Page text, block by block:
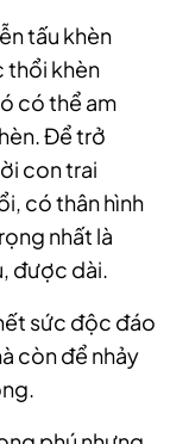
tấu khèn
thổi khèn
có thể am
Để trở
con trai
có thân hình
nhất là
được dài.
sức độc đáo
còn để nhảy